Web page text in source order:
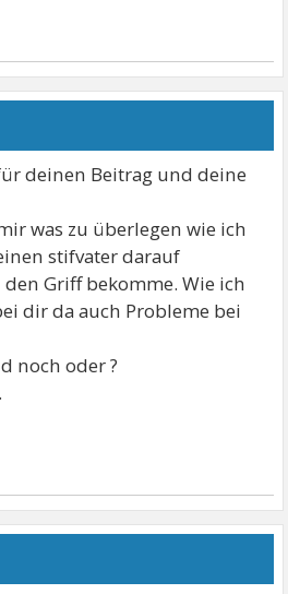
deinen Beitrag und deine
was zu überlegen wie ich
stifvater darauf
Griff bekomme. Wie ich
dir da auch Probleme bei
noch oder ?